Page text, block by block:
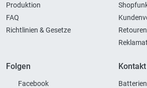
Produktion
FAQ
Richtlinien & Gesetze
Folgen
Facebook
Kontakt